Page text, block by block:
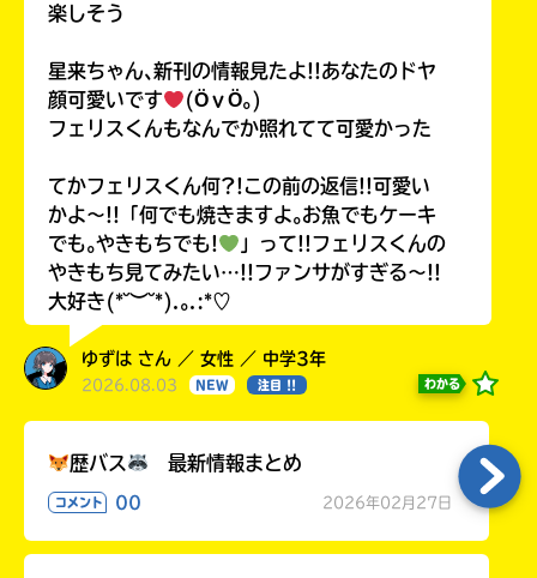
楽しそう
星来ちゃん､新刊の情報見たよ!!あなたのドヤ
顔可愛いです
(ӦｖӦ｡)
フェリスくんもなんでか照れてて可愛かった
てかフェリスくん何?!この前の返信!!可愛い
かよ〜!!「何でも焼きますよ｡お魚でもケーキ
でも｡やきもちでも!
」って!!フェリスくんの
やきもち見てみたい…!!ファンサがすぎる〜!!
大好き(*˘︶˘*).｡.:*♡
ゆずは さん ／ 女性 ／ 中学3年
2026.08.03 NEW 注目 !! わかる
歴バス 最新情報まとめ
コメント 00 2026年02月27日